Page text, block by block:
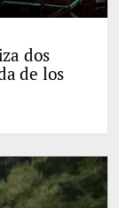
dos
de los